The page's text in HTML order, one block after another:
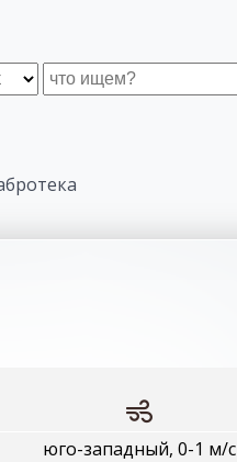
юго-западный, 0-1 м/с